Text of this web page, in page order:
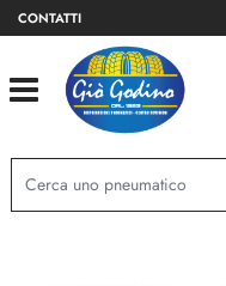
CONTATTI
Open